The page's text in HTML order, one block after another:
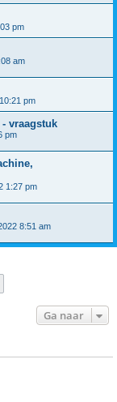
pm
am
pm
vraagstuk
pm
1:27 pm
8:51 am
Ga naar